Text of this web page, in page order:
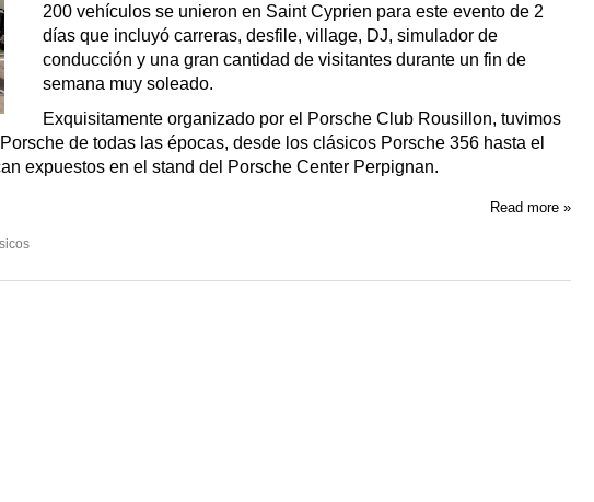
200 vehículos se unieron en Saint Cyprien para este evento de 2
días que incluyó carreras, desfile, village, DJ, simulador de
conducción y una gran cantidad de visitantes durante un fin de
semana muy soleado.
Exquisitamente organizado por el Porsche Club Rousillon, tuvimos
de todas las épocas, desde los clásicos Porsche 356 hasta el
expuestos en el stand del Porsche Center Perpignan.
Read more »